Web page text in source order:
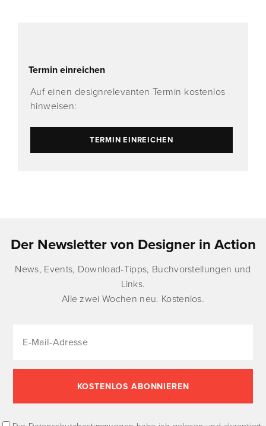
Termin einreichen
Auf einen designrelevanten Termin kostenlos
hinweisen:
TERMIN EINREICHEN
Der Newsletter von Designer in Action
News, Events, Download-Tipps, Buchvorstellungen und
Links.
Alle zwei Wochen neu. Kostenlos.